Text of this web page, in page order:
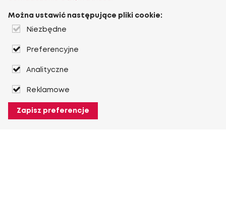
Można ustawić następujące pliki cookie:
Niezbędne
Preferencyjne
Analityczne
Reklamowe
Zapisz preferencje